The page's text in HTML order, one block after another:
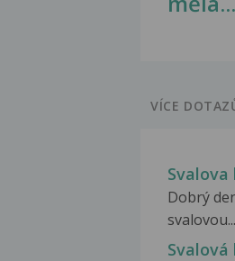
VÍCE
Svalova
Dobrý
svalovou...
Svalová